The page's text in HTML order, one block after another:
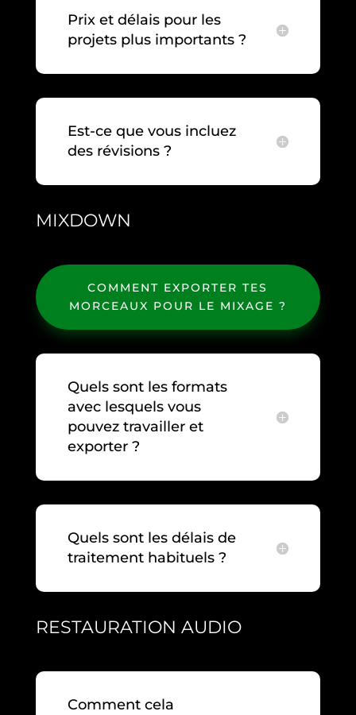
Prix et délais pour les
projets plus importants ?
Est-ce que vous incluez
des révisions ?
MIXDOWN
COMMENT EXPORTER TES
MORCEAUX POUR LE MIXAGE ?
Quels sont les formats
avec lesquels vous
pouvez travailler et
exporter ?
Quels sont les délais de
traitement habituels ?
RESTAURATION AUDIO
Comment cela